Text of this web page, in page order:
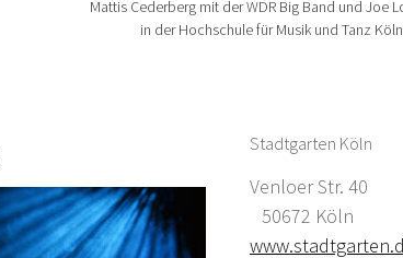
Mattis Cederberg mit der WDR Big Band und Joe
in der Hochschule für Musik und Tanz
Stadtgarten Köln
Venloer Str. 40
50672 Köln